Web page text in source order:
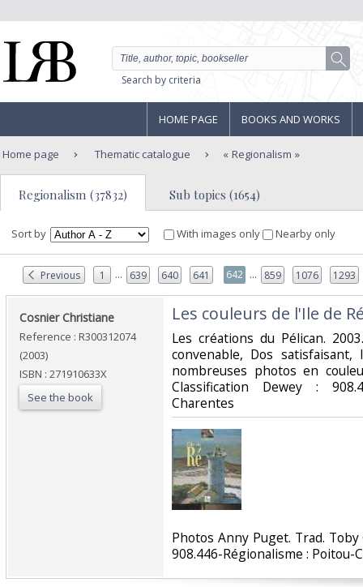
Search by criteria
HOME PAGE BOOKS AND WORKS
Home page Thematic catalogue Regionalism
Regionalism (37832) Sub topics (1654)
Sort by With images only Nearby only
Previous 1 ... 639 640 641 642 ... 859 1076 1293
‎Cosnier Christiane‎
Reference : R300312074
(2003)
ISBN : 271910633X
See the book
‎Les couleurs de l'Ile de
‎Les créations du Pélican.
convenable, Dos
nombreuses photos en
Classification Dewey :
Charentes‎
‎Photos Anny Puget. Trad.
908.446-Régionalisme : Poitou-